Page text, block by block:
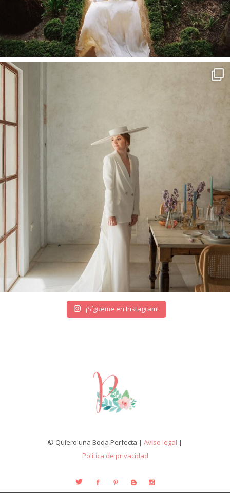
¡Sígueme en Instagram!
© Quiero una Boda Perfecta | Aviso legal |
Política de privacidad